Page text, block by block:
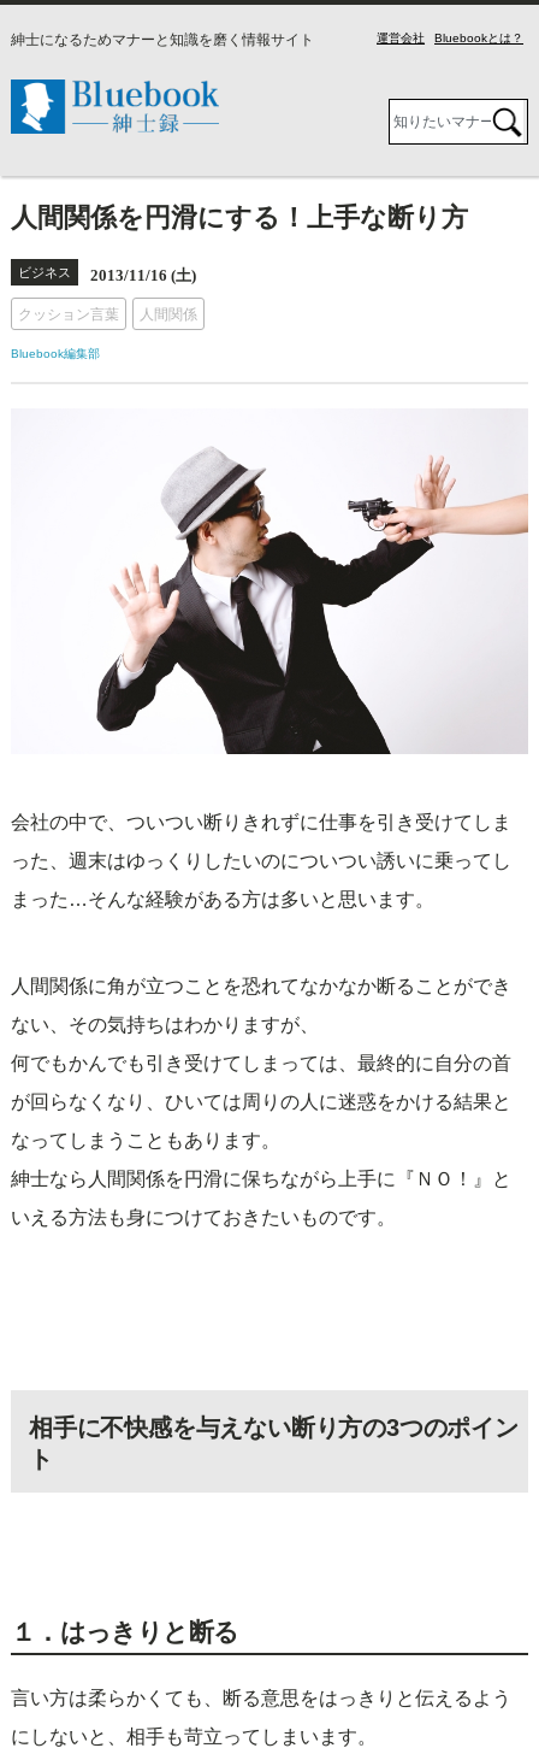
紳士になるためマナーと知識を磨く情報サイト Bluebookとは？
運営会社
人間関係を円滑にする！上手な断り方
ビジネス 2013/11/16 (土)
クッション言葉 人間関係
Bluebook編集部
会社の中で、ついつい断りきれずに仕事を引き受けてしま
った、週末はゆっくりしたいのについつい誘いに乗ってし
まった…そんな経験がある方は多いと思います。
人間関係に角が立つことを恐れてなかなか断ることができ
ない、その気持ちはわかりますが、
何でもかんでも引き受けてしまっては、最終的に自分の首
が回らなくなり、ひいては周りの人に迷惑をかける結果と
なってしまうこともあります。
紳士なら人間関係を円滑に保ちながら上手に『ＮＯ！』と
いえる方法も身につけておきたいものです。
相手に不快感を与えない断り方の3つのポイン
ト
１．はっきりと断る
言い方は柔らかくても、断る意思をはっきりと伝えるよう
にしないと、相手も苛立ってしまいます。